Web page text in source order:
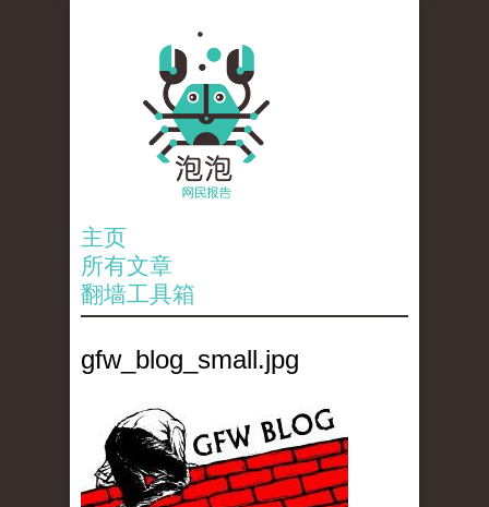
主页
所有文章
翻墙工具箱
gfw_blog_small.jpg